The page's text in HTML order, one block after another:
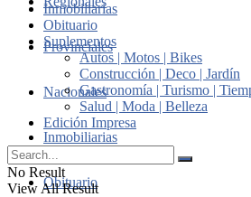
Provinciales
Nacionales
Inmobiliarias
Obituario
Inmobiliarias
Obituario
Suplementos
Autos | Motos | Bikes
Construcción | Deco | Jardín
Gastronomía | Turismo |
Salud | Moda | Belleza
Edición Impresa
No Result
View All Result